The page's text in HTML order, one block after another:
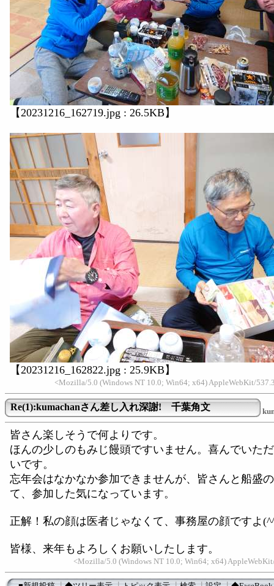
【20231216_162719.jpg : 26.5KB】
【20231216_162822.jpg : 25.9KB】
<Mozilla/5.0 (Windows NT 10.0; Win64; x64) AppleWebKit/
Re(1):kumachanさん差し入れ深謝! 千葉角文
皆さん楽しそうで何よりです。
ほんの少しのもみじ饅頭ですいません。喜んでいた
いです。
忘年会はなかなか参加できませんが、皆さんと船盛
て、参加した気になっています。
正解！私の顔は医者じゃなくて、事務屋の顔ですよ
皆様、来年もよろしくお願いしたします。
<Mozilla/5.0 (Windows NT 10.0; Win64; x64)